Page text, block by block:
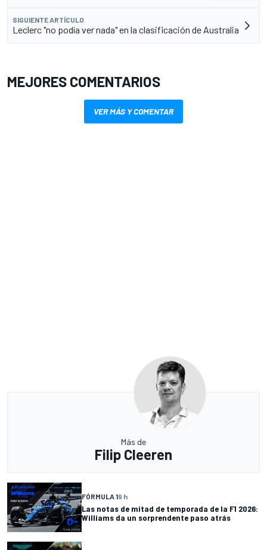
SIGUIENTE ARTÍCULO
Leclerc "no podía ver nada" en la clasificación de Australia
MEJORES COMENTARIOS
VER MÁS Y COMENTAR
Más de
Filip Cleeren
FÓRMULA 19 h
Las notas de mitad de temporada de la F1 2026:
Williams da un sorprendente paso atrás